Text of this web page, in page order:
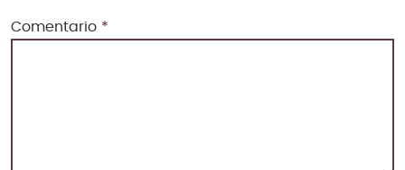
Comentario *